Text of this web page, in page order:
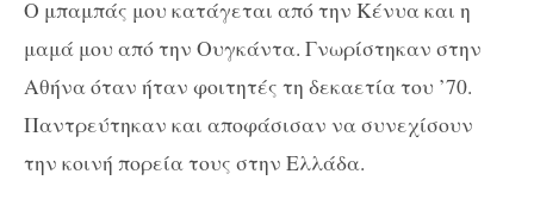
Ο μπαμπάς μου κατάγεται από την Κένυα και η
μαμά μου από την Ουγκάντα. Γνωρίστηκαν στην
Αθήνα όταν ήταν φοιτητές τη δεκαετία του ’70.
Παντρεύτηκαν και αποφάσισαν να συνεχίσουν
την κοινή πορεία τους στην Ελλάδα.